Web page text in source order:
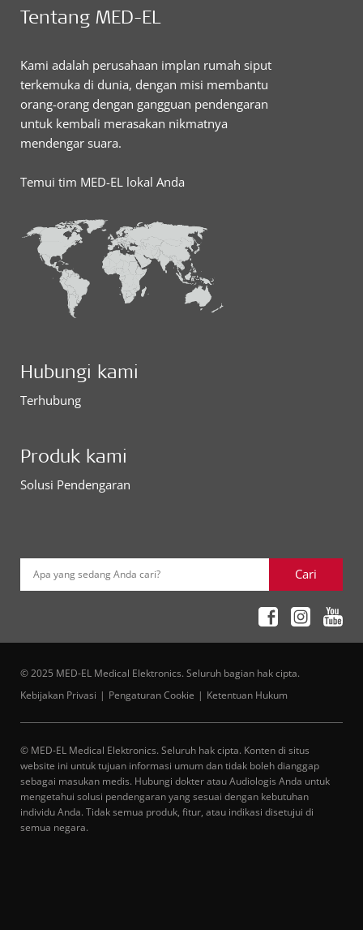
Tentang MED-EL
Kami adalah perusahaan implan rumah siput
terkemuka di dunia, dengan misi membantu
orang-orang dengan gangguan pendengaran
untuk kembali merasakan nikmatnya
mendengar suara.
Temui tim MED-EL lokal Anda
Hubungi kami
Terhubung
Produk kami
Solusi Pendengaran
Apa yang sedang Anda cari? Cari
© 2025 MED-EL Medical Elektronics. Seluruh bagian hak cipta.
Kebijakan Privasi
Pengaturan Cookie Ketentuan Hukum
© MED-EL Medical Elektronics. Seluruh hak cipta. Konten di situs
website ini untuk tujuan informasi umum dan tidak boleh dianggap
sebagai masukan medis. Hubungi dokter atau Audiologis Anda untuk
mengetahui solusi pendengaran yang sesuai dengan kebutuhan
individu Anda. Tidak semua produk, fitur, atau indikasi disetujui di
semua negara.